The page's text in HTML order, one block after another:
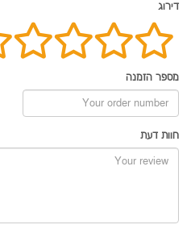
דירוג
מספר הזמנה
חוות דעת